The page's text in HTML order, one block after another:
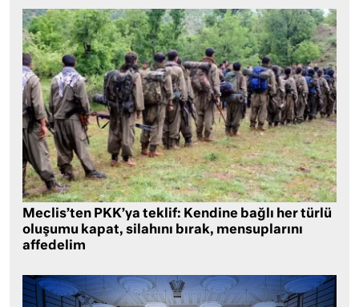
Meclis’ten PKK’ya teklif: Kendine bağlı her türlü
oluşumu kapat, silahını bırak, mensuplarını
affedelim